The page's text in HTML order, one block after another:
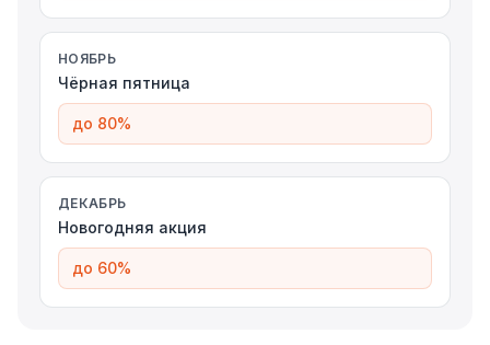
НОЯБРЬ
Чёрная пятница
до 80%
ДЕКАБРЬ
Новогодняя акция
до 60%